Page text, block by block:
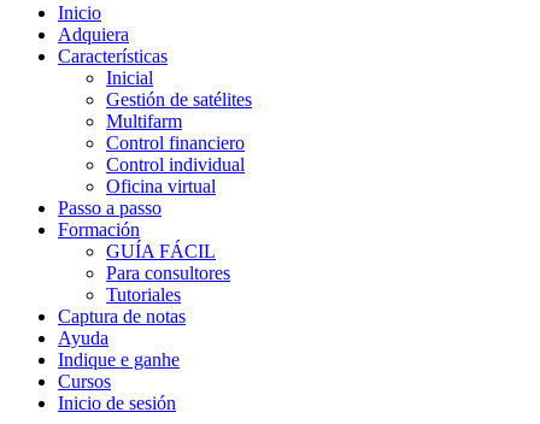
Inicio
Adquiera
Características
Inicial
Gestión de satélites
Multifarm
Control financiero
Control individual
Oficina virtual
Passo a passo
Formación
GUÍA FÁCIL
Para consultores
Tutoriales
Captura de notas
Ayuda
Indique e ganhe
Cursos
Inicio de sesión